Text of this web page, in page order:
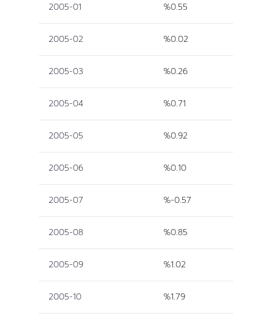
2005-01 %0.55
2005-02 %0.02
2005-03 %0.26
2005-04 %0.71
2005-05 %0.92
2005-06 %0.10
2005-07 %-0.57
2005-08 %0.85
2005-09 %1.02
2005-10 %1.79